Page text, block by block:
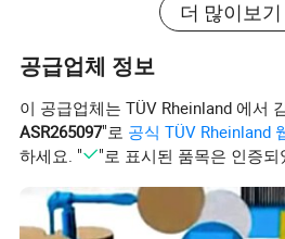
𝔼처
1.매끄러움 및 강도가 높음
2.높은 불투명도
3.치수 안정성과 잉크 흡수가 뛰어납니
더 많이보기
공급업체 정보
이 공급업체는 TÜV Rheinland 에서
ASR265097"로 공식 TÜV Rheinland
하세요. "
"로 표시된 품목은 인증되